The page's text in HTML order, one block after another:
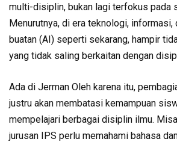
multi-disiplin, bukan lagi terfokus pada
Menurutnya, di era teknologi, informasi,
buatan (AI) seperti sekarang, hampir
yang tidak saling berkaitan dengan
Ada di Jerman Oleh karena itu,
justru akan membatasi kemampuan
mempelajari berbagai disiplin ilmu.
jurusan IPS perlu memahami bahasa